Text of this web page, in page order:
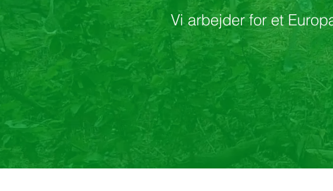
Vi arbejder for et